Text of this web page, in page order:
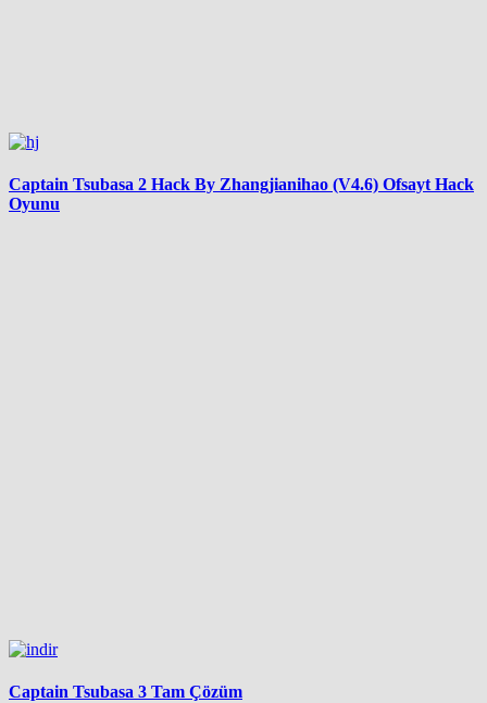
Captain Tsubasa 2 Hack By Zhangjianihao (V4.6) Ofsayt Hack
Oyunu
Captain Tsubasa 3 Tam Çözüm